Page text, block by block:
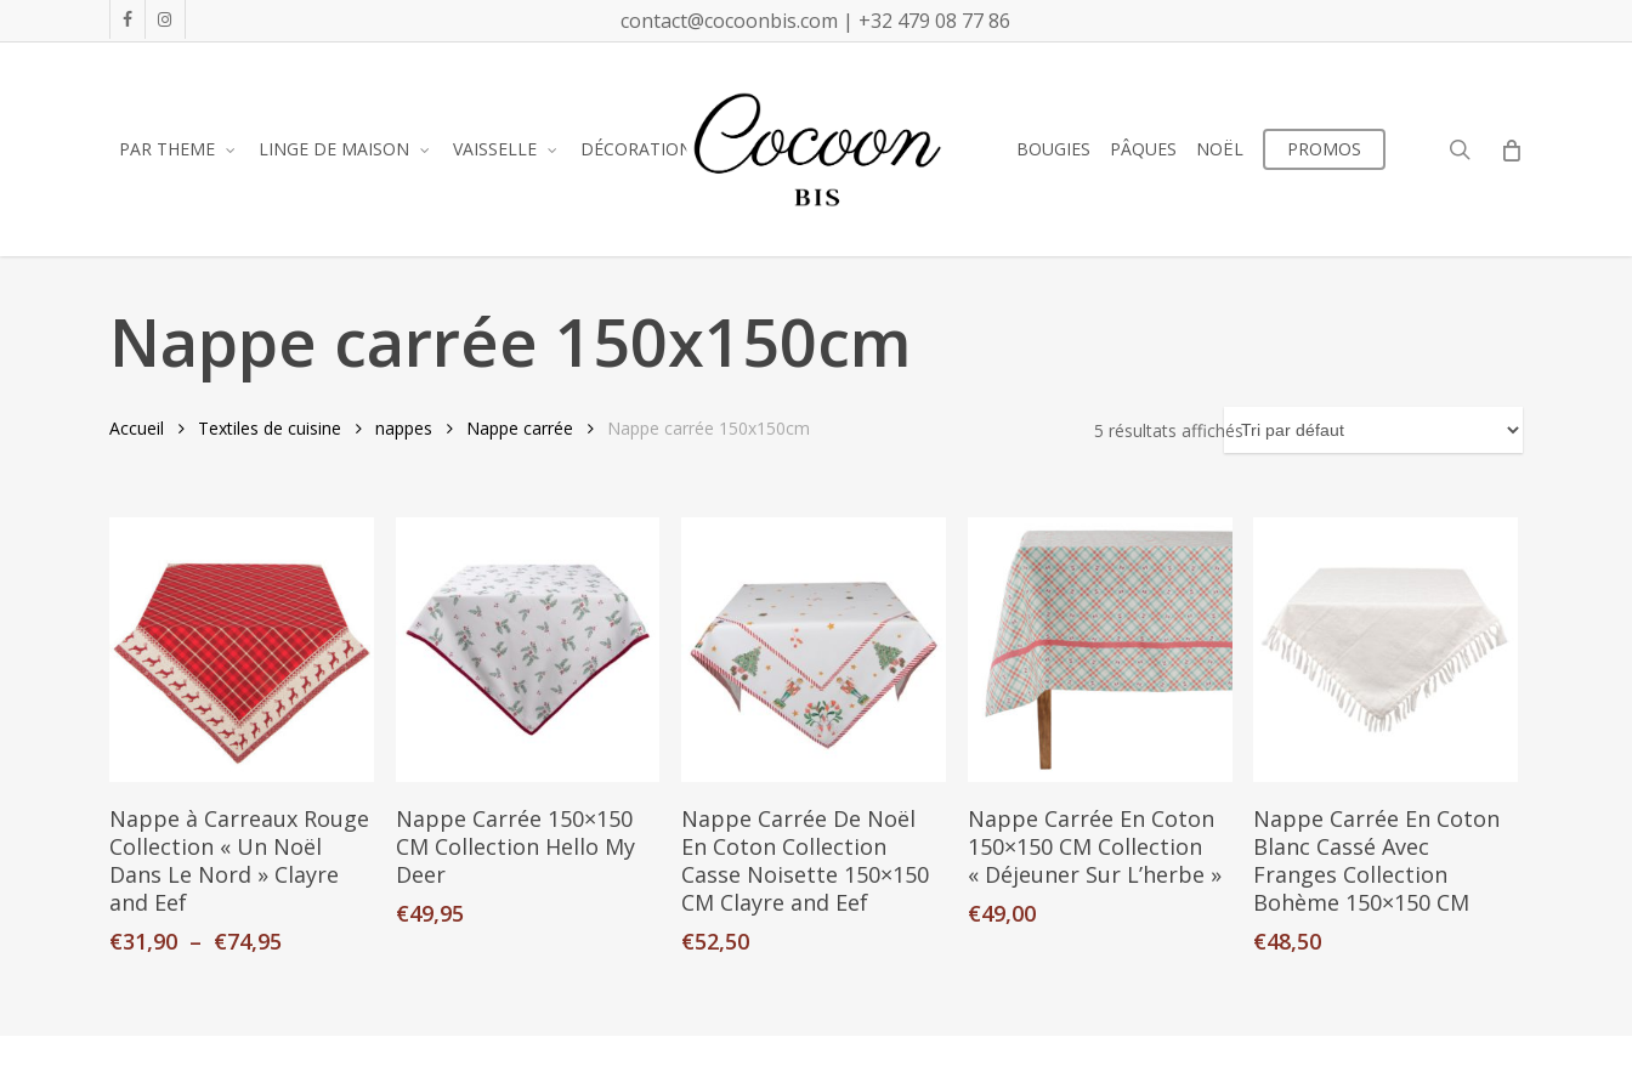
to
facebookinstagram contact@cocoonbis.com | +32 479 08 77 86
PAR THEME LINGE DE MAISON VAISSELLE DÉCORATION BOUGIES PÂQUES NOËL PROMOS search
Nappe carrée 150x150cm
5 résultats affichés
Accueil Textiles de cuisine nappes Nappe carrée Nappe carrée 150x150cm
Choix Des Options
a
plusieurs
variations.
Nappe à Carreaux Rouge
Collection « Un Noël
Dans Le Nord » Clayre
and Eef
€31,90 – €74,95
Ajouter Au Panier
Nappe Carrée 150×150
CM Collection Hello My
Deer
€49,95
Ajouter Au Panier
Nappe Carrée De Noël
En Coton Collection
Casse Noisette 150×150
CM Clayre and Eef
€52,50
Ajouter Au Panier
Nappe Carrée En Coton
150×150 CM Collection
« Déjeuner Sur L’herbe »
€49,00
Ajouter Au Panier
Nappe Carrée En Coton
Blanc Cassé Avec
Franges Collection
Bohème 150×150 CM
€48,50